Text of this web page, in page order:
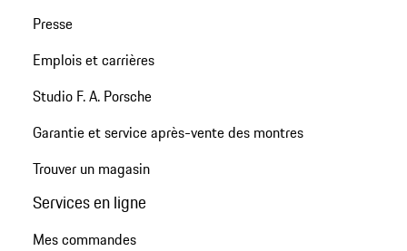
Presse
Emplois et carrières
Studio F. A. Porsche
Garantie et service après-vente des montres
Trouver un magasin
Services en ligne
Mes commandes